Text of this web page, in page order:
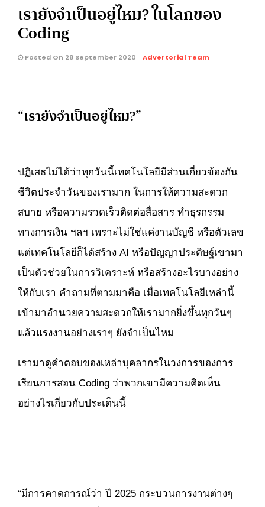
เรายังจำเป็นอยู่ไหม? ในโลกของ
Coding
Posted On 28 September 2020 Advertorial Team
“เรายังจำเป็นอยู่ไหม?”
ปฏิเสธไม่ได้ว่าทุกวันนี้เทคโนโลยีมีส่วนเกี่ยวข้องกัน
ชีวิตประจำวันของเรามาก ในการให้ความสะดวก
สบาย หรือความรวดเร็วติดต่อสื่อสาร ทำธุรกรรม
ทางการเงิน ฯลฯ เพราะไม่ใช่แค่งานบัญชี หรือตัวเลข
แต่เทคโนโลยีก็ได้สร้าง AI หรือปัญญาประดิษฐ์เขามา
เป็นตัวช่วยในการวิเคราะห์ หรือสร้างอะไรบางอย่าง
ให้กับเรา คำถามที่ตามมาคือ เมื่อเทคโนโลยีเหล่านี้
เข้ามาอำนวยความสะดวกให้เรามากยิ่งขึ้นทุกวันๆ
แล้วแรงงานอย่างเราๆ ยังจำเป็นไหม
เรามาดูคำตอบของเหล่าบุคลากรในวงการของการ
เรียนการสอน Coding ว่าพวกเขามีความคิดเห็น
อย่างไรเกี่ยวกับประเด็นนี้
“มีการคาดการณ์ว่า ปี 2025 กระบวนการงานต่างๆ